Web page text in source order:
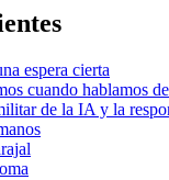
espera cierta
cuando hablamos
de la IA y la